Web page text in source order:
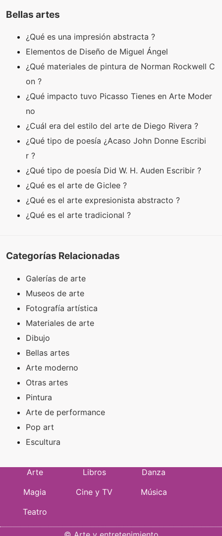
Bellas artes
¿Qué es una impresión abstracta ?
Elementos de Diseño de Miguel Ángel
¿Qué materiales de pintura de Norman Rockwell C
on ?
¿Qué impacto tuvo Picasso Tienes en Arte Moder
no
¿Cuál era del estilo del arte de Diego Rivera ?
¿Qué tipo de poesía ¿Acaso John Donne Escribi
r ?
¿Qué tipo de poesía Did W. H. Auden Escribir ?
¿Qué es el arte de Giclee ?
¿Qué es el arte expresionista abstracto ?
¿Qué es el arte tradicional ?
Categorías Relacionadas
Galerías de arte
Museos de arte
Fotografía artística
Materiales de arte
Dibujo
Bellas artes
Arte moderno
Otras artes
Pintura
Arte de performance
Pop art
Escultura
Arte Libros
Danza
Magia
Cine y TV
Música
Teatro